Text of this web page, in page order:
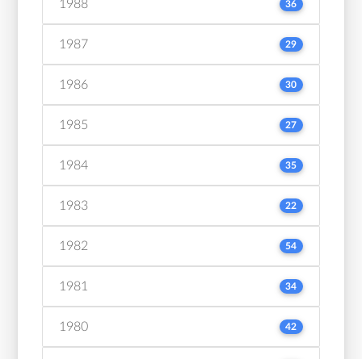
1988 36
1987 29
1986 30
1985 27
1984 35
1983 22
1982 54
1981 34
1980 42